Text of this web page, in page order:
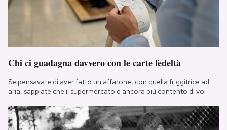
Chi ci guadagna davvero con le carte fedeltà
Se pensavate di aver fatto un affarone, con quella friggitrice ad
aria, sappiate che il supermercato è ancora più contento di voi